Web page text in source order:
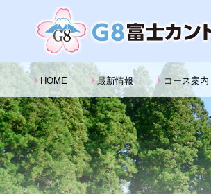
HOME 最新情報 コース案内